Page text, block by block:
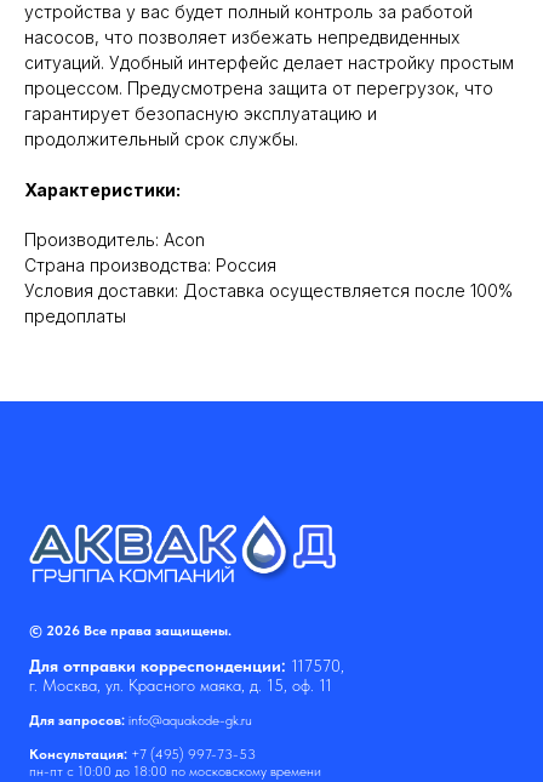
устройства у вас будет полный контроль за работой
насосов, что позволяет избежать непредвиденных
ситуаций. Удобный интерфейс делает настройку простым
процессом. Предусмотрена защита от перегрузок, что
гарантирует безопасную эксплуатацию и
продолжительный срок службы.
Характеристики:
Производитель: Acon
Cтрана производства: Россия
Условия доставки: Доставка осуществляется после 100%
предоплаты
© 2026 Все права защищены.
Для отправки корреспонденции: 117570,
г. Москва, ул. Красного маяка, д. 15, оф. 11
Для запросов: info@aquakode-gk.ru
Консультация: +7 (495) 997-73-53
пн-пт с 10:00 до 18:00 по московскому времени